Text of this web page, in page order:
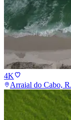
4K
Arraial do Cabo,